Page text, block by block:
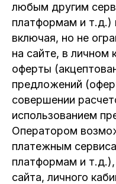
любым другим
платформам и т.д.)
включая, но не
на сайте, в личном
оферты
предложений
совершении
использованием
Оператором
платежным
платформам и
сайта, личного